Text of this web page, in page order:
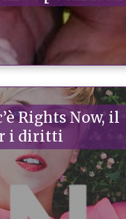
Rights Now, il
i diritti